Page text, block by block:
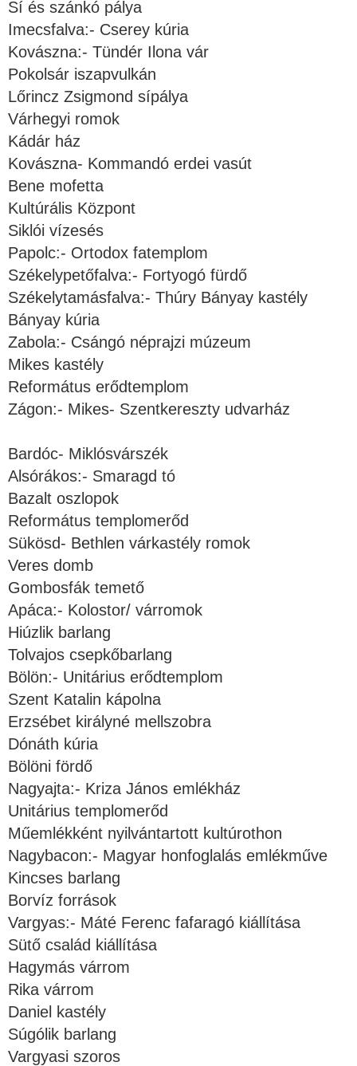
Sí és szánkó pálya
Imecsfalva:- Cserey kúria
Kovászna:- Tündér Ilona vár
Pokolsár iszapvulkán
Lőrincz Zsigmond sípálya
Várhegyi romok
Kádár ház
Kovászna- Kommandó erdei vasút
Bene mofetta
Kultúrális Központ
Siklói vízesés
Papolc:- Ortodox fatemplom
Székelypetőfalva:- Fortyogó fürdő
Székelytamásfalva:- Thúry Bányay kastély
Bányay kúria
Zabola:- Csángó néprajzi múzeum
Mikes kastély
Református erődtemplom
Zágon:- Mikes- Szentkereszty udvarház
Bardóc- Miklósvárszék
Alsórákos:- Smaragd tó
Bazalt oszlopok
Református templomerőd
Sükösd- Bethlen várkastély romok
Veres domb
Gombosfák temető
Apáca:- Kolostor/ várromok
Hiúzlik barlang
Tolvajos csepkőbarlang
Bölön:- Unitárius erődtemplom
Szent Katalin kápolna
Erzsébet királyné mellszobra
Dónáth kúria
Bölöni fördő
Nagyajta:- Kriza János emlékház
Unitárius templomerőd
Műemlékként nyilvántartott kultúrothon
Nagybacon:- Magyar honfoglalás emlékműve
Kincses barlang
Borvíz források
Vargyas:- Máté Ferenc fafaragó kiállítása
Sütő család kiállítása
Hagymás várrom
Rika várrom
Daniel kastély
Súgólik barlang
Vargyasi szoros